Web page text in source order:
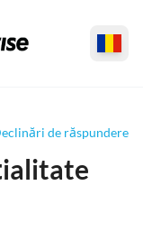
de răspundere